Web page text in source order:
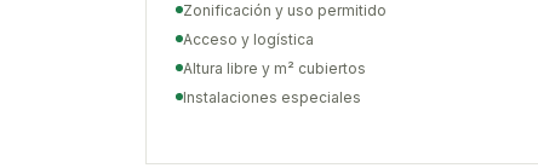
Zonificación y uso permitido
Acceso y logística
Altura libre y m² cubiertos
Instalaciones especiales